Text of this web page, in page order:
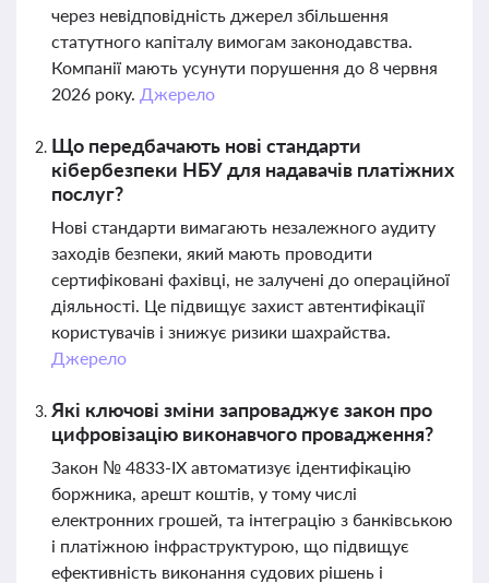
через невідповідність джерел збільшення
статутного капіталу вимогам законодавства.
Компанії мають усунути порушення до 8 червня
2026 року. Джерело
Що передбачають нові стандарти
кібербезпеки НБУ для надавачів платіжних
послуг?
Нові стандарти вимагають незалежного аудиту
заходів безпеки, який мають проводити
сертифіковані фахівці, не залучені до операційної
діяльності. Це підвищує захист автентифікації
користувачів і знижує ризики шахрайства.
Джерело
Які ключові зміни запроваджує закон про
цифровізацію виконавчого провадження?
Закон № 4833-IX автоматизує ідентифікацію
боржника, арешт коштів, у тому числі
електронних грошей, та інтеграцію з банківською
і платіжною інфраструктурою, що підвищує
ефективність виконання судових рішень і